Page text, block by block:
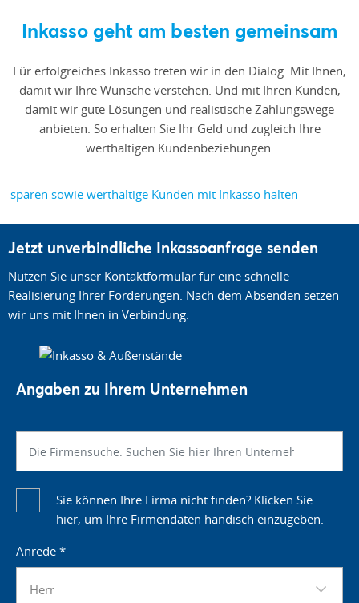
Inkasso geht am besten gemeinsam
Für erfolgreiches Inkasso treten wir in den Dialog. Mit Ihnen,
damit wir Ihre Wünsche verstehen. Und mit Ihren Kunden,
damit wir gute Lösungen und realistische Zahlungswege
anbieten. So erhalten Sie Ihr Geld und zugleich Ihre
werthaltigen Kundenbeziehungen.
Jetzt unverbindliche Inkassoanfrage senden
Nutzen Sie unser Kontaktformular für eine schnelle
Realisierung Ihrer Forderungen. Nach dem Absenden setzen
wir uns mit Ihnen in Verbindung.
Angaben zu Ihrem Unternehmen
Sie können Ihre Firma nicht finden? Klicken Sie
hier, um Ihre Firmendaten händisch einzugeben.
Anrede *
Herr